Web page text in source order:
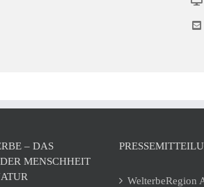
– DAS
MENSCHHEIT U
WelterbeRegion